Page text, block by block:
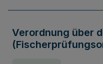
Verordnung über